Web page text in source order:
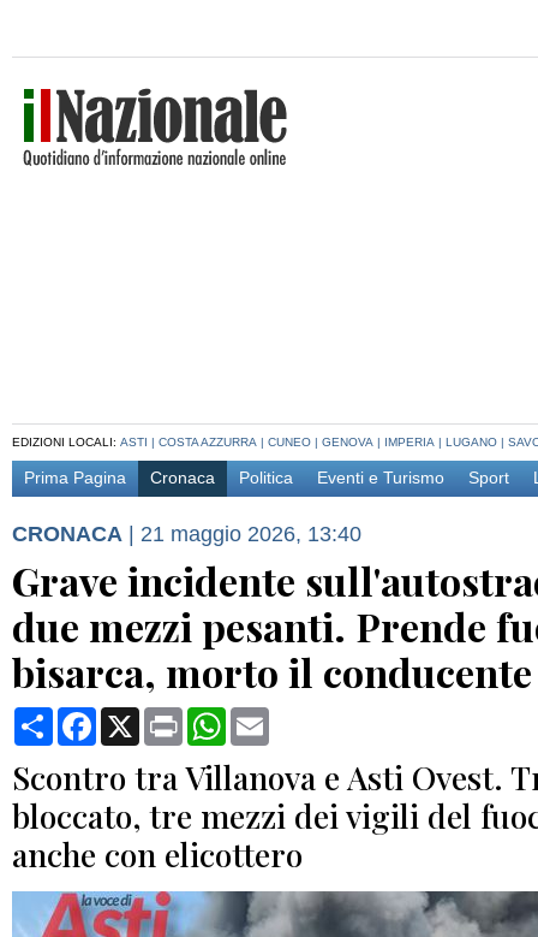
EDIZIONI LOCALI: ASTI | COSTA AZZURRA | CUNEO | GENOVA | IMPERIA | LUGANO |
Prima Pagina Cronaca Politica Eventi e Turismo Sport
CRONACA | 21 maggio 2026, 13:40
Grave incidente
due mezzi pesanti. Prende
bisarca, morto il conducente
CondividiFacebook
X Print WhatsApp
Scontro tra Villanova e Asti Ovest.
bloccato, tre mezzi dei vigili del
anche con elicottero